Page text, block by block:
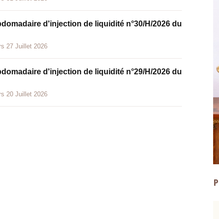
d'injection de liquidité n°30/H/2026 du
27 Juillet 2026
d'injection de liquidité n°29/H/2026 du
20 Juillet 2026